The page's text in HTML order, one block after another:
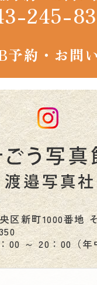
245-
予約・お問
区新町1000番地
00 ～ 20：00（